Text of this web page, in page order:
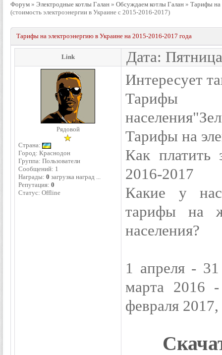
Форум » Электродные котлы Галан » Обсуждаем котлы Галан » Тарифы на
(стоимость электроэнергии в Украине с 2015-2016-2017)
Тарифы на электроэнергию в Украине на 2015-2016-2017 года
Link Дата:
Рядовой
Страна:
Город: Краснодон
Группа: Пользователи
Сообщений: 1
Награды: 0 загрузка наград ...
Репутация: 0
Статус: Offline
Интересует
Тарифы
Тарифы на
Как платить
2016-2017
Какие у
тарифы на
населения?
1 апреля -
марта 2016
февраля